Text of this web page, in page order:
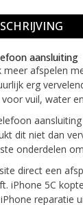
aansluiting
meer afspelen
erg
vuil, water
dit niet dan
onderdelen
direct een
iPhone 5C
reparatie